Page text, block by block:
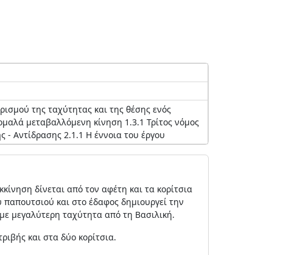
της ταχύτητας και της θέσης ενός
μεταβαλλόμενη κίνηση 1.3.1 Τρίτος νόμος
Αντίδρασης 2.1.1 Η έννοια του έργου
δίνεται από τον αφέτη και τα κορίτσια
και στο έδαφος δημιουργεί την
μεγαλύτερη ταχύτητα από τη Βασιλική.
και στα δύο κορίτσια.